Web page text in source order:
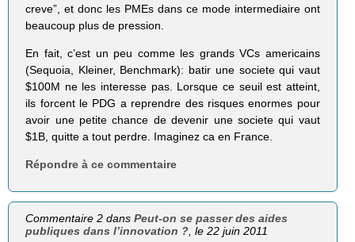
creve”, et donc les PMEs dans ce mode intermediaire ont
beaucoup plus de pression.
En fait, c’est un peu comme les grands VCs americains
(Sequoia, Kleiner, Benchmark): batir une societe qui vaut
$100M ne les interesse pas. Lorsque ce seuil est atteint,
ils forcent le PDG a reprendre des risques enormes pour
avoir une petite chance de devenir une societe qui vaut
$1B, quitte a tout perdre. Imaginez ca en France.
Répondre à ce commentaire
Commentaire 2 dansPeut-on se passer des aides
publiques dans l’innovation ? , le 22 juin 2011